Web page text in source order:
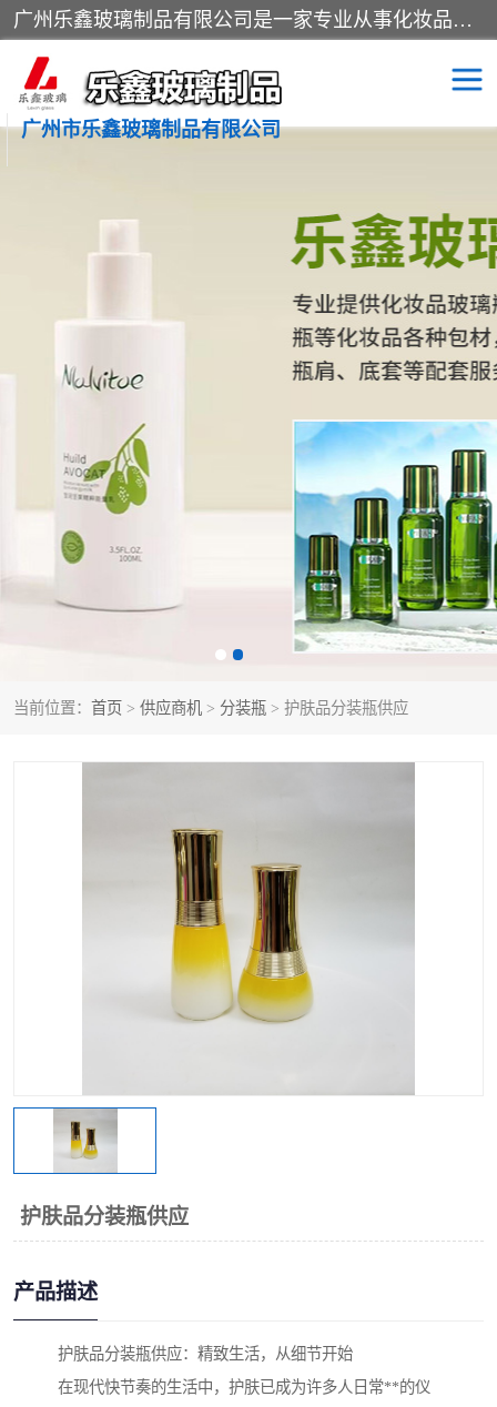
广州乐鑫玻璃制品有限公司是一家专业从事化妆品瓶子、化妆品玻璃瓶子、膏霜瓶、化妆品玻璃瓶等产品的集开发研制、生产、销售于一体的实业型玻璃制品生产企业。产品从设计、开模、试样、生产、蒙砂、抛光、喷涂、高低温单色及多色印刷，烫金（银）到交货实现一条龙服务。
广州市乐鑫玻璃制品有限公司
当前位置： 首页 > 供应商机 > 分装瓶 > 护肤品分装瓶供应
护肤品分装瓶供应
产品描述
护肤品分装瓶供应：精致生活，从细节开始
在现代快节奏的生活中，护肤已成为许多人日常**的仪
化妆品包装瓶 香水包装瓶
化妆品玻璃瓶
玻璃瓶
拉管瓶